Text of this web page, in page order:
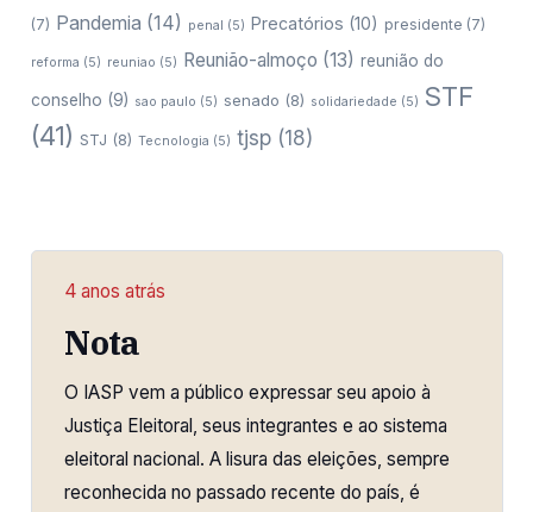
(7) Pandemia (14) penal (5) Precatórios (10) presidente (7)
reforma (5) reuniao (5) Reunião-almoço (13) reunião do
conselho (9) sao paulo (5) senado (8) solidariedade (5) STF
(41) STJ (8) Tecnologia (5) tjsp(18)
4 anos atrás
Nota
O IASP vem a público expressar seu apoio à
Justiça Eleitoral, seus integrantes e ao sistema
eleitoral nacional. A lisura das eleições, sempre
reconhecida no passado recente do país, é